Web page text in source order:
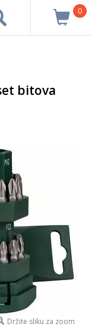
0
bitova
Držite sliku za zoom